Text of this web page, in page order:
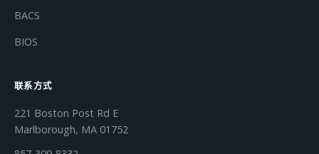
BACS
BIOS
联系方式
221 Boston Post Rd E
Marlborough, MA 01752